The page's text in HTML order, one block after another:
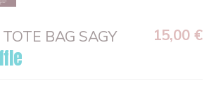
BAG SAGY 15,00 €